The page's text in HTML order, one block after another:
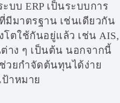
บบ ERP เป็นระบบการ
มีมาตรฐาน เช่นเดียวกัน
ตใช้กันอยู่แล้ว เช่น AIS,
าง ๆ เป็นต้น นอกจากนี้
วยกำจัดต้นทุนได้ง่าย
าหมาย